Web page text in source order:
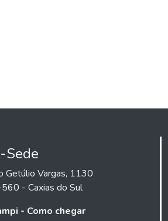
Sede
Getúlio Vargas, 1130
- Caxias do Sul
- Como chegar